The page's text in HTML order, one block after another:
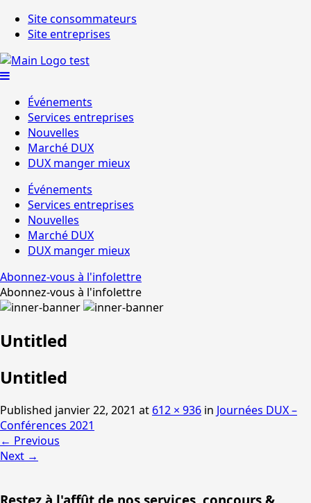
Site consommateurs
Site entreprises
Événements
Services entreprises
Nouvelles
Marché DUX
DUX manger mieux
Événements
Services entreprises
Nouvelles
Marché DUX
DUX manger mieux
Abonnez-vous à l'infolettre
Abonnez-vous à l'infolettre
Untitled
Untitled
Published janvier 22, 2021 at 612 × 936 in Journées DUX –
Conférences 2021
← Previous
Next →